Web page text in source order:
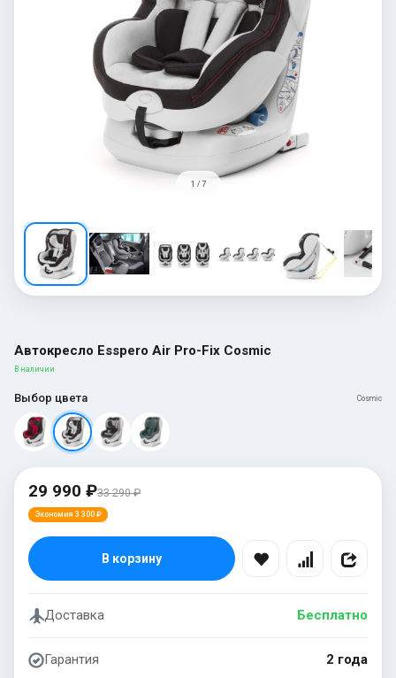
1 / 7
Автокресло Esspero Air Pro-Fix Cosmic
В наличии
Выбор цвета Cosmic
29 990 ₽33 290 ₽
Экономия 3 300 ₽
В корзину
Доставка Бесплатно
Гарантия 2 года